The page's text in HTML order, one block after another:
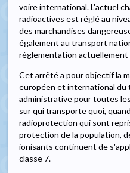
voire international. L'actuel
radioactives est réglé au
des marchandises
également au transport
réglementation actuellement
Cet arrêté a pour objectif la
européen et international du
administrative pour toutes
sur qui transporte quoi,
radioprotection qui sont
protection de la population,
ionisants continuent de
classe 7.